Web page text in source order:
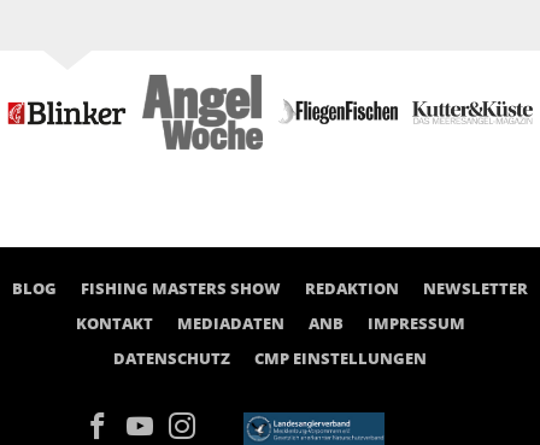
BLOG FISHING MASTERS SHOW REDAKTION
NEWSLETTER
KONTAKT
MEDIADATEN ANB
IMPRESSUM
DATENSCHUTZ
CMP EINSTELLUNGEN